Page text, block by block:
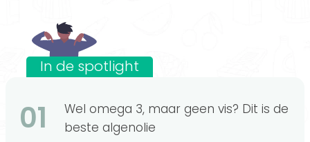
In de spotlight
01
Wel omega 3, maar geen vis? Dit is de
beste algenolie